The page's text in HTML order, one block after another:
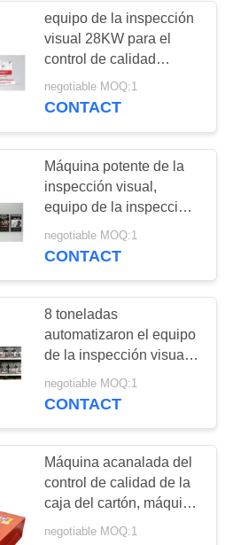
equipo de la inspección
visual 28KW para el
control de calidad
acanalado impreso de
las cajas
negotiable MOQ:1
CONTACT
Máquina potente de la
inspección visual,
equipo de la inspección
de Vision del ahorro de
trabajo
negotiable MOQ:1
CONTACT
8 toneladas
automatizaron el equipo
de la inspección visual,
máquina de la
inspección visual
negotiable MOQ:1
CONTACT
Máquina acanalada del
control de calidad de la
caja del cartón, máquina
de la inspección de
negotiable MOQ:1